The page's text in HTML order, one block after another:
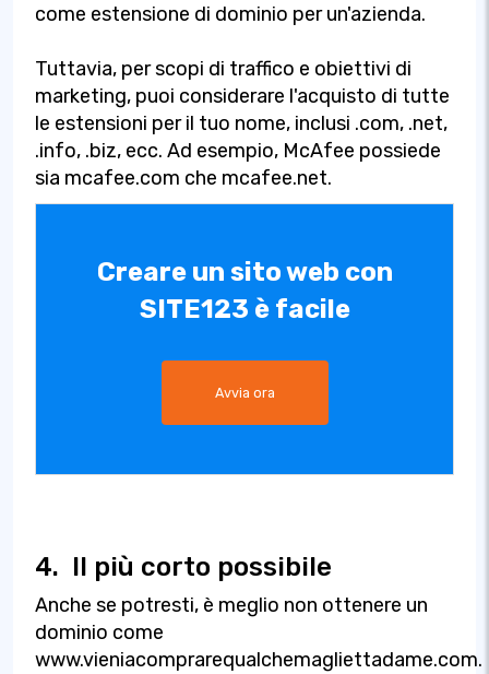
come estensione di dominio per un'azienda.
Tuttavia, per scopi di traffico e obiettivi di
marketing, puoi considerare l'acquisto di tutte
le estensioni per il tuo nome, inclusi .com, .net,
.info, .biz, ecc. Ad esempio, McAfee possiede
sia mcafee.com che mcafee.net.
Creare un sito web con
SITE123 è facile
Avvia ora
4. Il più corto possibile
Anche se potresti, è meglio non ottenere un
dominio come
www.vieniacomprarequalchemagliettadame.com.